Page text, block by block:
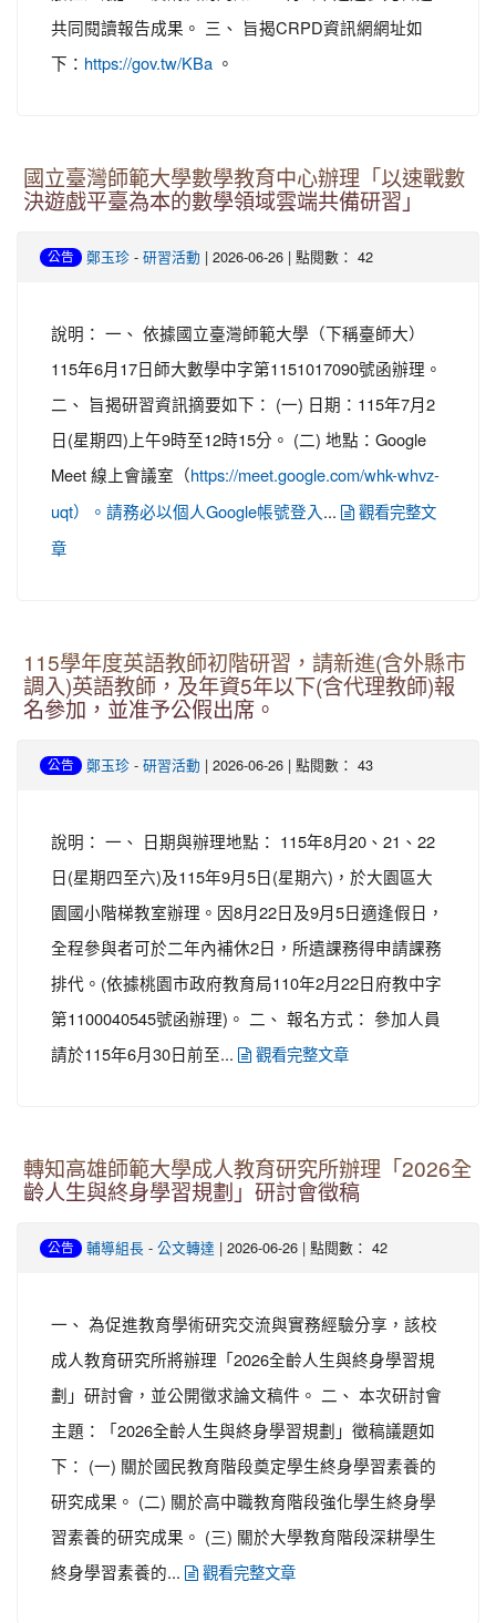
共同閱讀報告成果。 三、 旨揭CRPD資訊網網址如
下： https://gov.tw/KBa 。
國立臺灣師範大學數學教育中心辦理「以速戰數
決遊戲平臺為本的數學領域雲端共備研習」
公告 鄭玉珍 - 研習活動 | 2026-06-26 | 點閱數： 42
說明： 一、 依據國立臺灣師範大學（下稱臺師大）
115年6月17日師大數學中字第1151017090號函辦理。
二、 旨揭研習資訊摘要如下： (一) 日期：115年7月2
日(星期四)上午9時至12時15分。 (二) 地點：Google
Meet 線上會議室（https://meet.google.com/whk-whvz-
uqt）。請務必以個人Google帳號登入 ... 觀看完整文
章
115學年度英語教師初階研習，請新進(含外縣市
調入)英語教師，及年資5年以下(含代理教師)報
名參加，並准予公假出席。
公告 鄭玉珍 - 研習活動 | 2026-06-26 | 點閱數： 43
說明： 一、 日期與辦理地點： 115年8月20、21、22
日(星期四至六)及115年9月5日(星期六)，於大園區大
園國小階梯教室辦理。因8月22日及9月5日適逢假日，
全程參與者可於二年內補休2日，所遺課務得申請課務
排代。(依據桃園市政府教育局110年2月22日府教中字
第1100040545號函辦理)。 二、 報名方式： 參加人員
請於115年6月30日前至...
觀看完整文章
轉知高雄師範大學成人教育研究所辦理「2026全
齡人生與終身學習規劃」研討會徵稿
公告 輔導組長 - 公文轉達 | 2026-06-26 | 點閱數： 42
一、 為促進教育學術研究交流與實務經驗分享，該校
成人教育研究所將辦理「2026全齡人生與終身學習規
劃」研討會，並公開徵求論文稿件。 二、 本次研討會
主題：「2026全齡人生與終身學習規劃」徵稿議題如
下： (一) 關於國民教育階段奠定學生終身學習素養的
研究成果。 (二) 關於高中職教育階段強化學生終身學
習素養的研究成果。 (三) 關於大學教育階段深耕學生
終身學習素養的...
觀看完整文章